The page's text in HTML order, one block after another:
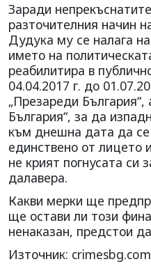
Заради
разточителния начин
Дудука му се налага
името на
реабилитира в
04.04.2017 г. до
„Презареди България“,
България“, за да
към днешна дата да се
единствено от лицето
не крият погнусата си
далавера.
Какви мерки ще
ще остави ли този
ненаказан, предстои
Източник: crimesbg.com